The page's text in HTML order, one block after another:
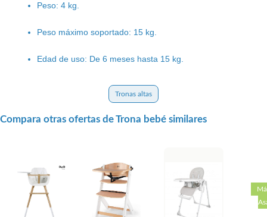
Peso: 4 kg.
Peso máximo soportado: 15 kg.
Edad de uso: De 6 meses hasta 15 kg.
Tronas altas
Compara otras ofertas de Trona bebé similares